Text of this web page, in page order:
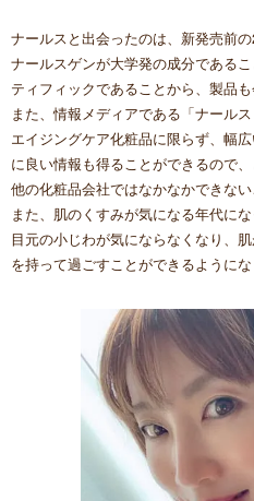
ナールスと出会ったのは、新発売前の
ナールスゲンが大学発の成分である
ティフィックであることから、製品
また、情報メディアである「ナール
エイジングケア化粧品に限らず、幅
に良い情報も得ることができるので
他の化粧品会社ではなかなかできない
また、肌のくすみが気になる年代に
目元の小じわが気にならなくなり、
を持って過ごすことができるようにな